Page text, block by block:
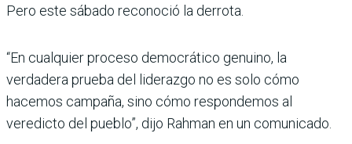
Pero este sábado reconoció la derrota.
“En cualquier proceso democrático genuino, la
verdadera prueba del liderazgo no es solo cómo
hacemos campaña, sino cómo respondemos al
veredicto del pueblo”, dijo Rahman en un comunicado.